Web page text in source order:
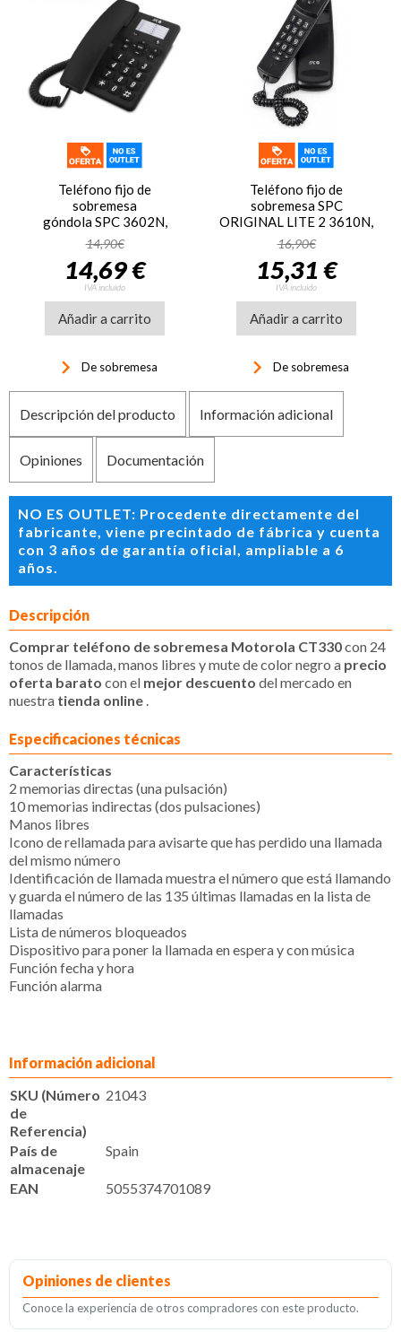
Teléfono fijo de
sobremesa
góndola SPC 3602N,
monopieza, negro
14,90€
14,69 €
IVA incluido
Añadir a carrito
keyboard_arrow_right De sobremesa
Teléfono fijo de
sobremesa SPC
ORIGINAL LITE 2 3610N,
negro
16,90€
15,31 €
IVA incluido
Añadir a carrito
keyboard_arrow_right De sobremesa
Descripción del producto Información adicional
Opiniones Documentación
NO ES OUTLET: Procedente directamente del
fabricante, viene precintado de fábrica y cuenta
con 3 años de garantía oficial, ampliable a 6
años.
Descripción
Comprar teléfono de sobremesa Motorola CT330con 24
tonos de llamada, manos libres y mute de color negro a precio
oferta barato con el mejor descuento del mercado en
nuestra tienda online .
Especificaciones técnicas
Características
2 memorias directas (una pulsación)
10 memorias indirectas (dos pulsaciones)
Manos libres
Icono de rellamada para avisarte que has perdido una llamada
del mismo número
Identificación de llamada muestra el número que está llamando
y guarda el número de las 135 últimas llamadas en la lista de
llamadas
Lista de números bloqueados
Dispositivo para poner la llamada en espera y con música
Función fecha y hora
Función alarma
Información adicional
SKU (Número
de
Referencia)
21043
País de
almacenaje
Spain
EAN 5055374701089
Opiniones de clientes
Conoce la experiencia de otros compradores con este producto.